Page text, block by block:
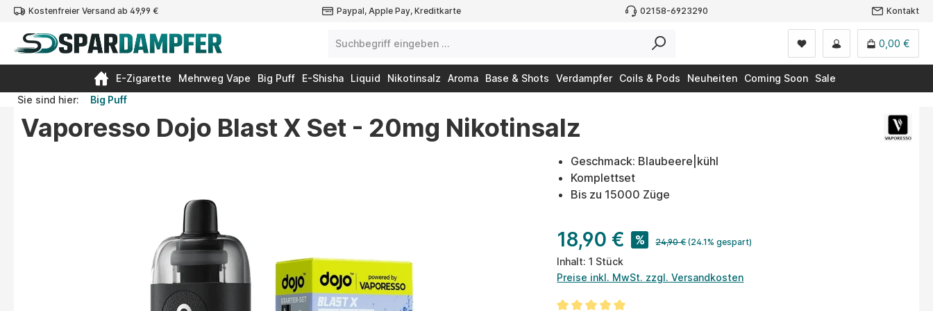
Zur Hauptnavigation springen
Kostenfreier Versand ab 49,99 € Paypal, Apple Pay, Kreditkarte 02158-6923290 Kontakt
0,00 €
E-Zigarette Mehrweg Vape Big Puff E-Shisha Liquid Nikotinsalz Aroma Base & Shots Verdampfer Coils & Pods Neuheiten Coming Soon
Sale
Sie sind hier:
Big Puff
Vaporesso Dojo Blast X Set - 20mg Nikotinsalz
Geschmack: Blaubeere|kühl
Komplettset
Bis zu 15000 Züge
18,90 € % 24,90 € (24.1% gespart)
Inhalt:1 Stück
Preise inkl. MwSt. zzgl. Versandkosten